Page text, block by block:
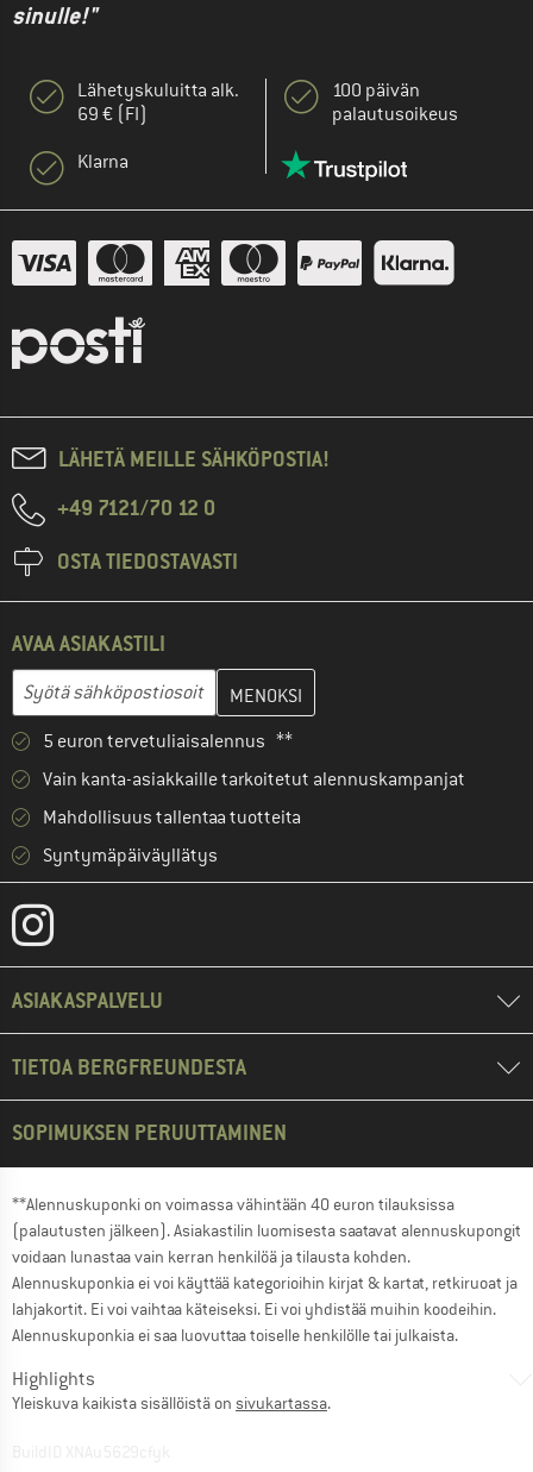
sinulle!"
Lähetyskuluitta alk.
69 € (FI)
Klarna
100 päivän
palautusoikeus
LÄHETÄ MEILLE SÄHKÖPOSTIA!
+49 7121/70 12 0
OSTA TIEDOSTAVASTI
AVAA ASIAKASTILI
Sähköpostiosoite
Anna sähköpostiosoitteesi ja luo seuraavassa vaiheessa
5 euron tervetuliaisalennus **
Vain kanta-asiakkaille tarkoitetut alennuskampanjat
Mahdollisuus tallentaa tuotteita
Syntymäpäiväyllätys
ASIAKASPALVELU
TIETOA BERGFREUNDESTA
SOPIMUKSEN PERUUTTAMINEN
**Alennuskuponki on voimassa vähintään 40 euron tilauksissa
(palautusten jälkeen). Asiakastilin luomisesta saatavat alennuskupongit
voidaan lunastaa vain kerran henkilöä ja tilausta kohden.
Alennuskuponkia ei voi käyttää kategorioihin kirjat & kartat, retkiruoat ja
lahjakortit. Ei voi vaihtaa käteiseksi. Ei voi yhdistää muihin koodeihin.
Alennuskuponkia ei saa luovuttaa toiselle henkilölle tai julkaista.
Highlights
Yleiskuva kaikista sisällöistä on sivukartassa.